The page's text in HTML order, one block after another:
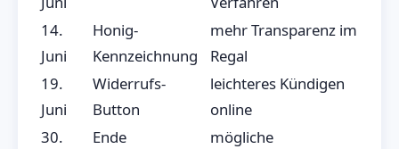
14.
Juni
Honig-
Kennzeichnung
mehr Transparenz im
Regal
19.
Juni
Widerrufs-
Button
leichteres Kündigen
online
30.
Ende
mögliche